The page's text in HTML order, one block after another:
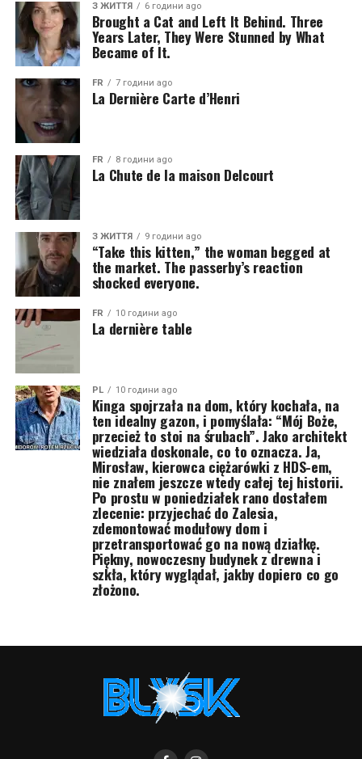
З ЖИТТЯ 6 години ago
Brought a Cat and Left It Behind. Three
Years Later, They Were Stunned by What
Became of It.
FR 7 години ago
La Dernière Carte d’Henri
FR 8 години ago
La Chute de la maison Delcourt
З ЖИТТЯ 9 години ago
“Take this kitten,” the woman begged at
the market. The passerby’s reaction
shocked everyone.
FR 10 години ago
La dernière table
PL 10 години ago
Kinga spojrzała na dom, który kochała, na
ten idealny gazon, i pomyślała: “Mój Boże,
przecież to stoi na śrubach”. Jako architekt
wiedziała doskonale, co to oznacza. Ja,
Mirosław, kierowca ciężarówki z HDS-em,
nie znałem jeszcze wtedy całej tej historii.
Po prostu w poniedziałek rano dostałem
zlecenie: przyjechać do Zalesia,
zdemontować modułowy dom i
przetransportować go na nową działkę.
Piękny, nowoczesny budynek z drewna i
szkła, który wyglądał, jakby dopiero co go
złożono.